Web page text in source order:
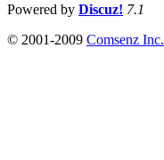
Powered by Discuz! 7.1
© 2001-2009 Comsenz Inc.